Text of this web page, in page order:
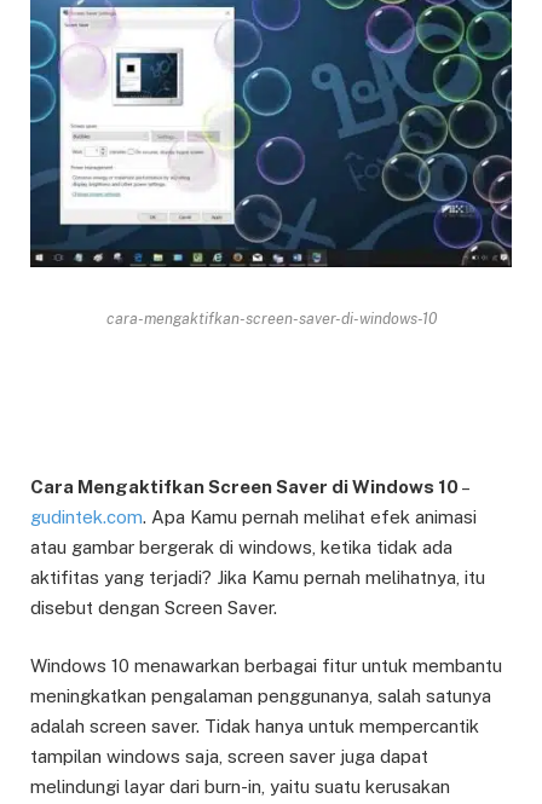
cara-mengaktifkan-screen-saver-di-windows-10
Cara Mengaktifkan Screen Saver di Windows 10–
gudintek.com. Apa Kamu pernah melihat efek animasi
atau gambar bergerak di windows, ketika tidak ada
aktifitas yang terjadi? Jika Kamu pernah melihatnya, itu
disebut dengan Screen Saver.
Windows 10 menawarkan berbagai fitur untuk membantu
meningkatkan pengalaman penggunanya, salah satunya
adalah screen saver. Tidak hanya untuk mempercantik
tampilan windows saja, screen saver juga dapat
melindungi layar dari burn-in, yaitu suatu kerusakan